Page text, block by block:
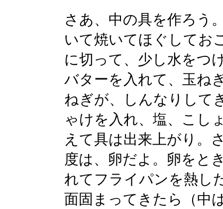
さあ、中の具を作ろう
いて焼いてほぐしてお
に切って、少し水をつ
バターを入れて、玉ね
ねぎが、しんなりして
ゃけを入れ、塩、こし
えて具は出来上がり。
度は、卵だよ。卵をと
れてフライパンを熱し
面固まってきたら（中